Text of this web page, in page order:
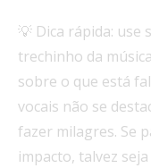
💡 Dica rápida: use
trechinho da
sobre o que está
vocais não se
fazer milagres. Se
impacto, talvez